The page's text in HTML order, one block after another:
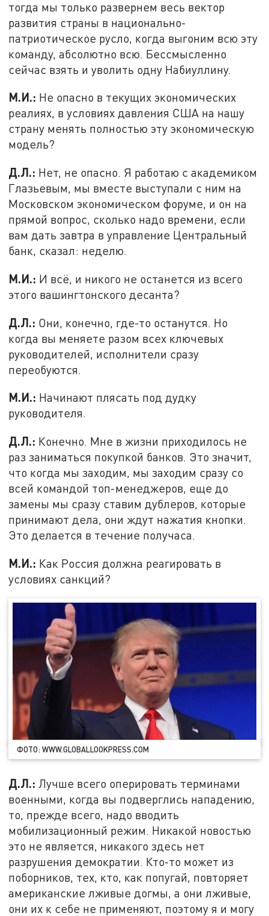
тогда мы только развернем весь вектор
развития страны в национально-
патриотическое русло, когда выгоним всю эту
команду, абсолютно всю. Бессмысленно
сейчас взять и уволить одну Набиуллину.
М.И.: Не опасно в текущих экономических
реалиях, в условиях давления США на нашу
страну менять полностью эту экономическую
модель?
Д.Л.: Нет, не опасно. Я работаю с академиком
Глазьевым, мы вместе выступали с ним на
Московском экономическом форуме, и он на
прямой вопрос, сколько надо времени, если
вам дать завтра в управление Центральный
банк, сказал: неделю.
М.И.: И всё, и никого не останется из всего
этого вашингтонского десанта?
Д.Л.: Они, конечно, где-то останутся. Но
когда вы меняете разом всех ключевых
руководителей, исполнители сразу
переобуются.
М.И.: Начинают плясать под дудку
руководителя.
Д.Л.: Конечно. Мне в жизни приходилось не
раз заниматься покупкой банков. Это значит,
что когда мы заходим, мы заходим сразу со
всей командой топ-менеджеров, еще до
замены мы сразу ставим дублеров, которые
принимают дела, они ждут нажатия кнопки.
Это делается в течение получаса.
М.И.: Как Россия должна реагировать в
условиях санкций?
ФОТО: WWW.GLOBALLOOKPRESS.COM
Д.Л.: Лучше всего оперировать терминами
военными, когда вы подверглись нападению,
то, прежде всего, надо вводить
мобилизационный режим. Никакой новостью
это не является, никакого здесь нет
разрушения демократии. Кто-то может из
поборников, тех, кто, как попугай, повторяет
американские лживые догмы, а они лживые,
они их к себе не применяют, поэтому я и могу